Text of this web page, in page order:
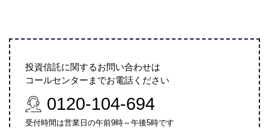
投資信託に関するお問い合わせは
コールセンターまでお電話ください
0120-104-694
受付時間は営業日の午前9時～午後5時です